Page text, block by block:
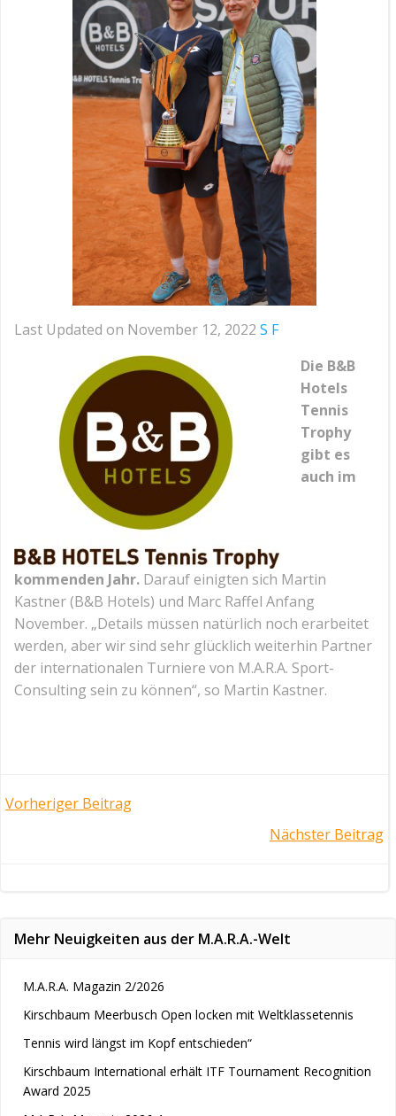
Last Updated on November 12, 2022 S F
Die B&B
Hotels
Tennis
Trophy
gibt es
auch im
kommenden Jahr. Darauf einigten sich Martin
Kastner (B&B Hotels) und Marc Raffel Anfang
November. „Details müssen natürlich noch erarbeitet
werden, aber wir sind sehr glücklich weiterhin Partner
der internationalen Turniere von M.A.R.A. Sport-
Consulting sein zu können“, so Martin Kastner.
Post
Vorheriger Beitrag
Nächster Beitrag
Mehr Neuigkeiten aus der M.A.R.A.-Welt
M.A.R.A. Magazin 2/2026
Kirschbaum Meerbusch Open locken mit Weltklassetennis
Tennis wird längst im Kopf entschieden“
Kirschbaum International erhält ITF Tournament Recognition
Award 2025